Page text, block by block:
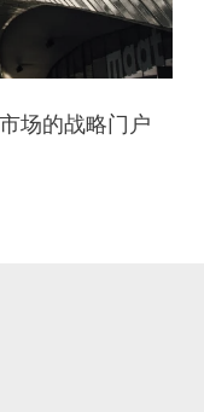
场的战略门户